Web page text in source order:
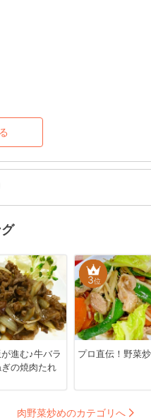
進む♪牛バラ
の焼肉たれ
3位
プロ直伝！野菜
肉野菜炒めのカテゴリへ